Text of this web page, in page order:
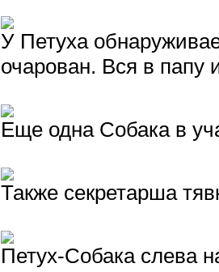
У Петуха
очарован. Вся в папу
Еще одна Собака в
Также секретарша
Петух-Собака слева